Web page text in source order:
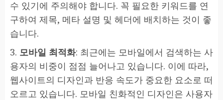
수 있기에 주의해야 합니다. 꼭 필요한 키워드를 연
구하여 제목, 메타 설명 및 헤더에 배치하는 것이 좋
습니다.
3. 모바일 최적화: 최근에는 모바일에서 검색하는 사
용자의 비중이 점점 늘어나고 있습니다. 이에 따라,
웹사이트의 디자인과 반응 속도가 중요한 요소로 떠
오르고 있습니다. 모바일 친화적인 디자인은 사용자